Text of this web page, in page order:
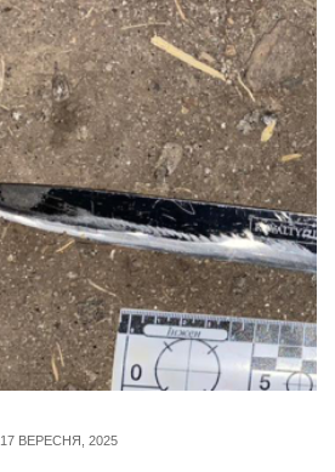
17 ВЕРЕСНЯ, 2025